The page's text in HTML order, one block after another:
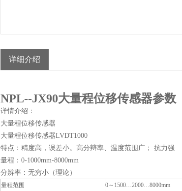
详细介绍
NPL--JX90大量程位移传感器参数
详情介绍：
大量程位移传感器
大量程位移传感器LVDT1000
特点：精度高，误差小。高分辩率、温度范围广； 抗力强
量程：0-1000mm-8000mm
分辨率：无穷小（理论）
量程范围
0～1500…2000…8000mm